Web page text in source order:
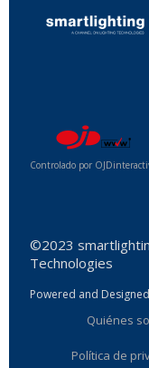
Controlado por
©2023
Technologies
Powered and
Quiénes
Política de